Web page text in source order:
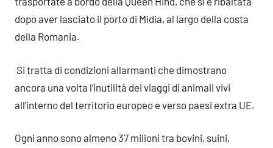
dopo aver lasciato il porto di Midia, al largo della costa
della Romania.
Si tratta di condizioni allarmanti che dimostrano
ancora una volta l’inutilità dei viaggi di animali vivi
all’interno del territorio europeo e verso paesi extra UE.
Ogni anno sono almeno 37 milioni tra bovini, suini,